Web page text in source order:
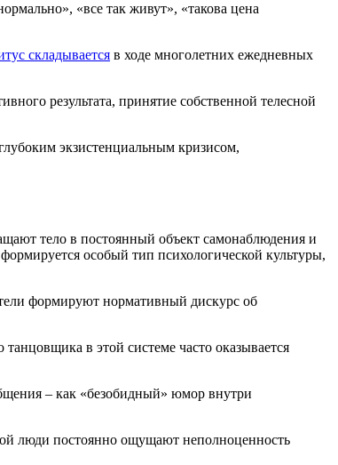
«все так живут», «такова цена
складывается в ходе многолетних ежедневных
результата, принятие собственной телесной
экзистенциальным кризисом,
тело в постоянный объект самонаблюдения и
особый тип психологической культуры,
формируют нормативный дискурс об
в этой системе часто оказывается
– как «безобидный» юмор внутри
люди постоянно ощущают неполноценность